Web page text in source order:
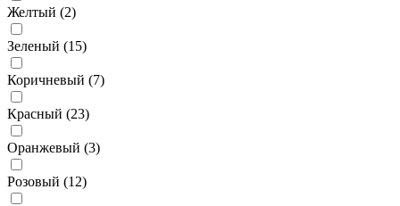
Желтый (2)
Зеленый (15)
Коричневый (7)
Красный (23)
Оранжевый (3)
Розовый (12)